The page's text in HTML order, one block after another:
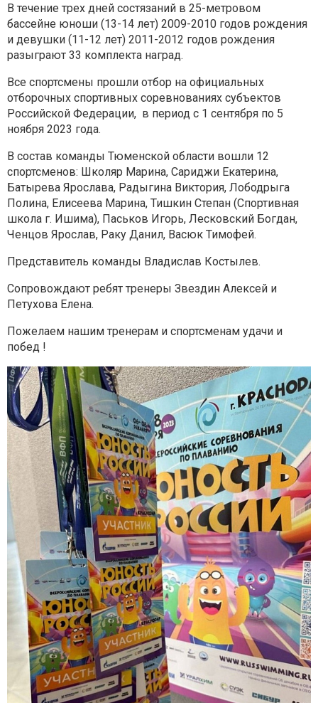
В течение трех дней состязаний в 25-метровом
бассейне юноши (13-14 лет) 2009-2010 годов рождения
и девушки (11-12 лет) 2011-2012 годов рождения
разыграют 33 комплекта наград.
Все спортсмены прошли отбор на официальных
отборочных спортивных соревнованиях субъектов
Российской Федерации, в период с 1 сентября по 5
ноября 2023 года.
В состав команды Тюменской области вошли 12
спортсменов: Школяр Марина, Сариджи Екатерина,
Батырева Ярослава, Радыгина Виктория, Лободрыга
Полина, Елисеева Марина, Тишкин Степан (Спортивная
школа г. Ишима), Паськов Игорь, Лесковский Богдан,
Ченцов Ярослав, Раку Данил, Васюк Тимофей.
Представитель команды Владислав Костылев.
Сопровождают ребят тренеры Звездин Алексей и
Петухова Елена.
Пожелаем нашим тренерам и спортсменам удачи и
побед !